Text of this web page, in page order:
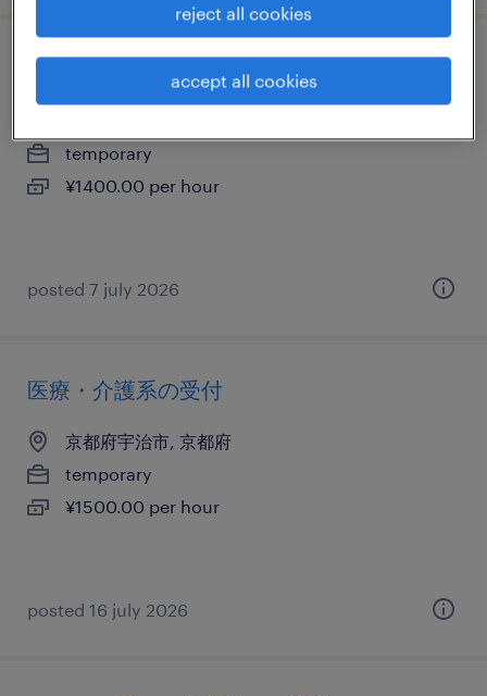
一般事務・oa事務
temporary
¥1400.00 per hour
posted 7 july 2026
医療・介護系の受付
京都府宇治市, 京都府
temporary
¥1500.00 per hour
posted 16 july 2026
reject all cookies
accept all cookies